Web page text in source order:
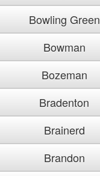
Bowling Green
Bowman
Bozeman
Bradenton
Brainerd
Brandon